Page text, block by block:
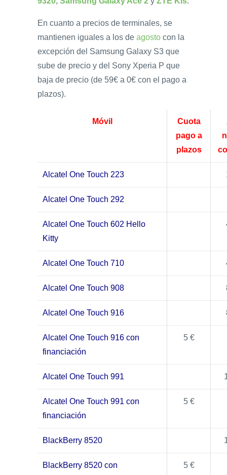
En cuanto a precios de terminales, se
mantienen iguales a los de agosto con la
excepción del Samsung Galaxy S3 que
sube de precio y del Sony Xperia P que
baja de precio (de 59€ a 0€ con el pago a
plazos).
Móvil
Cuota
pago a
plazos
Alcatel One Touch 223
Alcatel One Touch 292
Alcatel One Touch 602 Hello
Kitty
Alcatel One Touch 710
Alcatel One Touch 908
Alcatel One Touch 916
Alcatel One Touch 916 con
financiación
5 €
Alcatel One Touch 991
Alcatel One Touch 991 con
financiación
5 €
BlackBerry 8520
BlackBerry 8520 con
5 €